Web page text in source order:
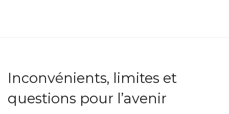
Inconvénients, limites et
questions pour l’avenir